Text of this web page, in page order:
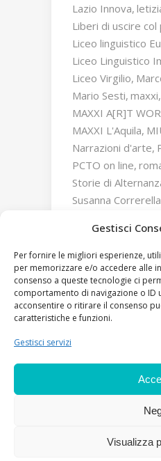
Gestisci
Per fornire le migliori esperienze,
per memorizzare e/o accedere alle
consenso a queste tecnologie ci
comportamento di navigazione o ID
acconsentire o ritirare il consenso
caratteristiche e funzioni.
Gestisci servizi
Visualizza
Lazio Innova
Liberi di uscire col
Liceo linguistico
Liceo Linguistico
Liceo Virgilio
Mario Sesti maxxi
MAXXI A[R]T
MAXXI L'Aquila
Narrazioni d'arte
PCTO on line
Storie di
Susanna Correrella
William Kentridge
MAXXI A[R]T WORKè un